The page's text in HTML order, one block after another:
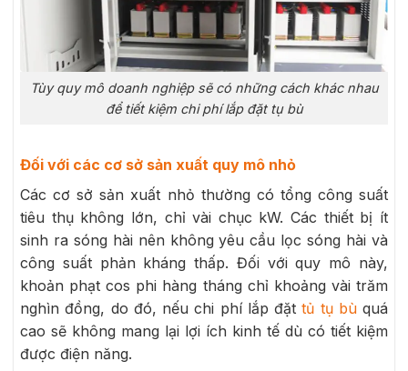
Tùy quy mô doanh nghiệp sẽ có những cách khác nhau
để tiết kiệm chi phí lắp đặt tụ bù
Đối với các cơ sở sản xuất quy mô nhỏ
Các cơ sở sản xuất nhỏ thường có tổng công suất
tiêu thụ không lớn, chỉ vài chục kW. Các thiết bị ít
sinh ra sóng hài nên không yêu cầu lọc sóng hài và
công suất phản kháng thấp. Đối với quy mô này,
khoản phạt cos phi hàng tháng chỉ khoảng vài trăm
nghìn đồng, do đó, nếu chi phí lắp đặttủ tụ bùquá
cao sẽ không mang lại lợi ích kinh tế dù có tiết kiệm
được điện năng.